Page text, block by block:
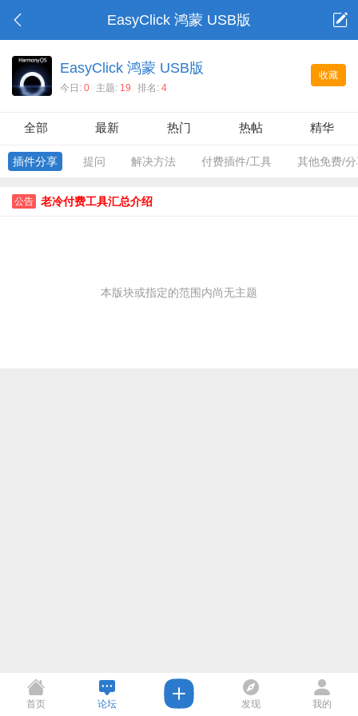
EasyClick 鸿蒙 USB版
收藏
EasyClick 鸿蒙 USB版
今日: 0 主题: 19 排名: 4
全部 最新 热门 热帖 精华
插件分享 提问 解决方法 付费插件/工具 其他免费/
公告 老冷付费工具汇总介绍
本版块或指定的范围内尚无主题
首页 论坛 发现 我的